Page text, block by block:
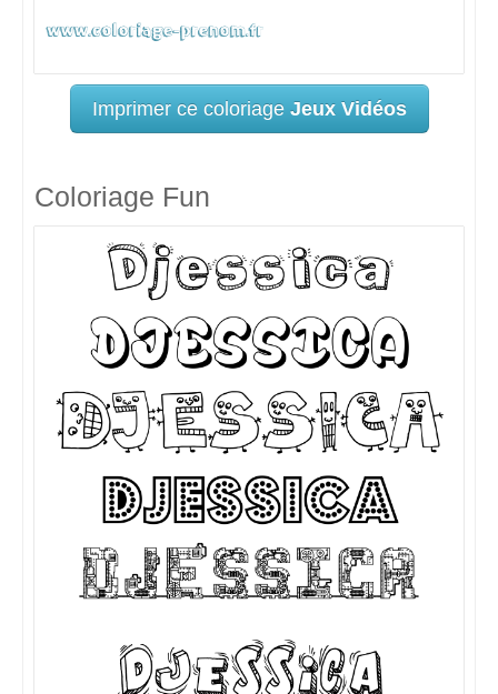
Imprimer ce coloriage Jeux Vidéos
Coloriage Fun